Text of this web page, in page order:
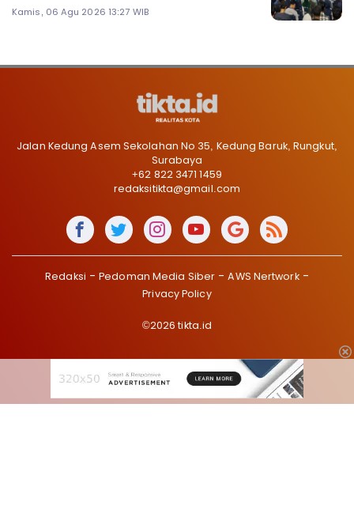
Kamis, 06 Agu 2026 13:27 WIB
Jalan Kedung Asem Sekolahan No 35, Kedung Baruk, Rungkut,
Surabaya
+62 822 3471 1459
redaksitikta@gmail.com
Redaksi Pedoman Media Siber
AWS Nertwork
Privacy Policy
©2026 tikta.id